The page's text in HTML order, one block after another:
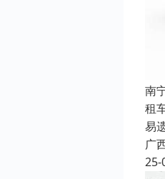
南
租
易
广
25-